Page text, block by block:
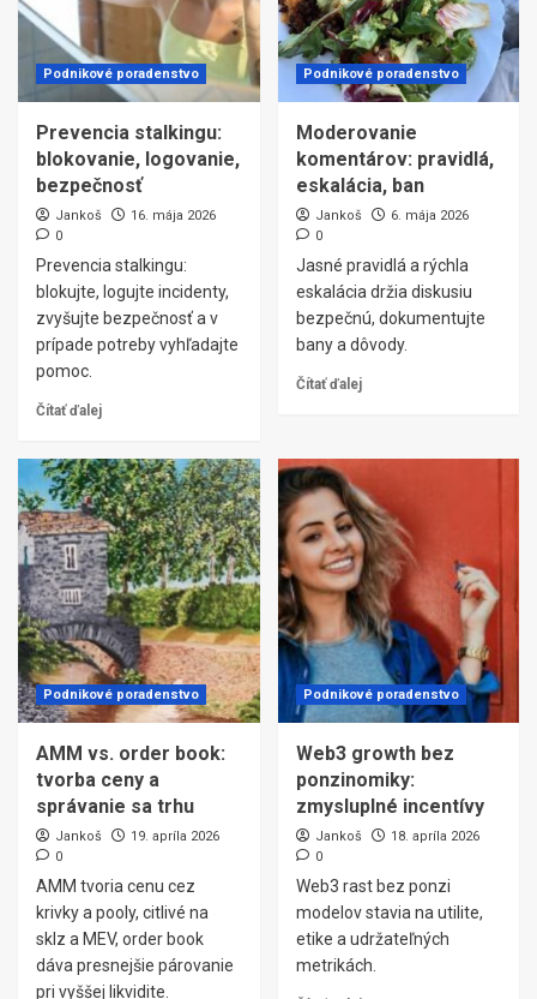
Podnikové poradenstvo
Prevencia stalkingu:
blokovanie, logovanie,
bezpečnosť
Jankoš
16. mája 2026
0
Prevencia stalkingu:
blokujte, logujte incidenty,
zvyšujte bezpečnosť a v
prípade potreby vyhľadajte
pomoc.
Čítať ďalej
Podnikové poradenstvo
Moderovanie
komentárov: pravidlá,
eskalácia, ban
Jankoš
6. mája 2026
0
Jasné pravidlá a rýchla
eskalácia držia diskusiu
bezpečnú, dokumentujte
bany a dôvody.
Čítať ďalej
Podnikové poradenstvo
AMM vs. order book:
tvorba ceny a
správanie sa trhu
Jankoš
19. apríla 2026
0
AMM tvoria cenu cez
krivky a pooly, citlivé na
sklz a MEV, order book
dáva presnejšie párovanie
pri vyššej likvidite.
Podnikové poradenstvo
Web3 growth bez
ponzinomiky:
zmysluplné incentívy
Jankoš
18. apríla 2026
0
Web3 rast bez ponzi
modelov stavia na utilite,
etike a udržateľných
metrikách.